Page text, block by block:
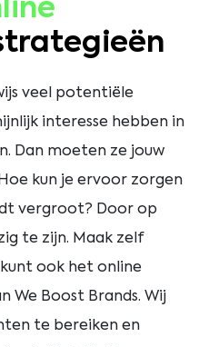
veel potentiële
interesse hebben in
Dan moeten ze jouw
kun je ervoor zorgen
vergroot? Door op
te zijn. Maak zelf
ook het online
We Boost Brands. Wij
te bereiken en